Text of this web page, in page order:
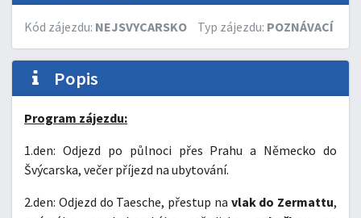
Kód zájezdu: NEJSVYCARSKO Typ zájezdu: POZNÁVACÍ
Popis
Program zájezdu:
1.den: Odjezd po půlnoci přes Prahu a Německo do
Švýcarska, večer příjezd na ubytování.
2.den: Odjezd do Taesche, přestup na vlak do Zermattu,